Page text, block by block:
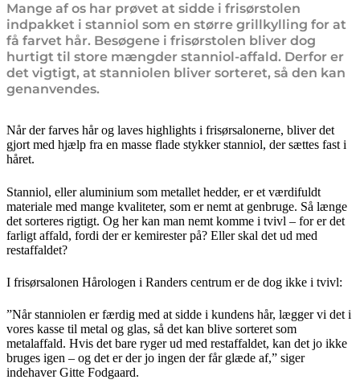
Mange af os har prøvet at sidde i frisørstolen
indpakket i stanniol som en større grillkylling for at
få farvet hår. Besøgene i frisørstolen bliver dog
hurtigt til store mængder stanniol-affald. Derfor er
det vigtigt, at stanniolen bliver sorteret, så den kan
genanvendes.
Når der farves hår og laves highlights i frisørsalonerne, bliver det
gjort med hjælp fra en masse flade stykker stanniol, der sættes fast i
håret.
Stanniol, eller aluminium som metallet hedder, er et værdifuldt
materiale med mange kvaliteter, som er nemt at genbruge. Så længe
det sorteres rigtigt. Og her kan man nemt komme i tvivl – for er det
farligt affald, fordi der er kemirester på? Eller skal det ud med
restaffaldet?
I frisørsalonen Hårologen i Randers centrum er de dog ikke i tvivl:
”Når stanniolen er færdig med at sidde i kundens hår, lægger vi det i
vores kasse til metal og glas, så det kan blive sorteret som
metalaffald. Hvis det bare ryger ud med restaffaldet, kan det jo ikke
bruges igen – og det er der jo ingen der får glæde af,” siger
indehaver Gitte Fodgaard.